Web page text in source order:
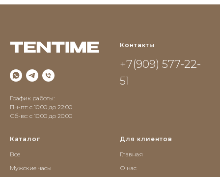
График работы:
Пн-пт: с 10:00 до 22:00
Сб-вс: c 10:00 до 20:00
Контакты
+7(909) 577-22-
51
Каталог
Все
Мужские часы
Для клиентов
Главная
О нас